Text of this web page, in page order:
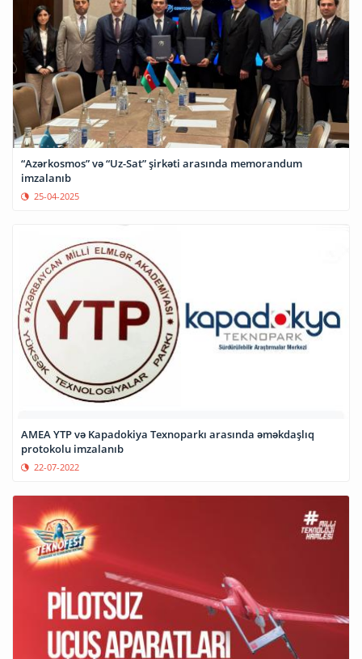
“Azərkosmos” və “Uz-Sat” şirkəti arasında memorandum
imzalanıb
25-04-2025
AMEA YTP və Kapadokiya Texnoparkı arasında əməkdaşlıq
protokolu imzalanıb
22-07-2022